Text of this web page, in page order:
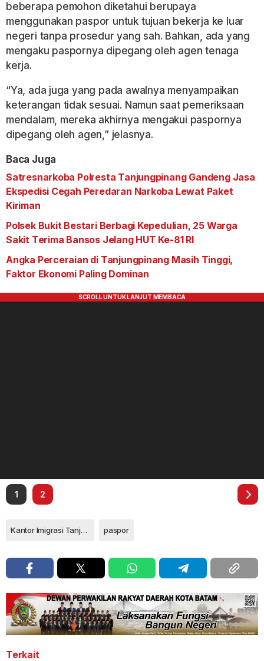
beberapa pemohon diketahui berupaya
menggunakan paspor untuk tujuan bekerja ke luar
negeri tanpa prosedur yang sah. Bahkan, ada yang
mengaku paspornya dipegang oleh agen tenaga
kerja.
“Ya, ada juga yang pada awalnya menyampaikan
keterangan tidak sesuai. Namun saat pemeriksaan
mendalam, mereka akhirnya mengakui paspornya
dipegang oleh agen,” jelasnya.
Baca Juga
Satresnarkoba Polresta Tanjungpinang Gandeng Jasa
Ekspedisi Cegah Peredaran Narkoba Lewat Paket
Kiriman
Polsek Bukit Bestari Berbagi Kepedulian, 25 Warga
Sakit Terima Bansos Jelang HUT Ke-81 RI
Angka Perceraian di Tanjungpinang Masih Tinggi,
Faktor Ekonomi Paling Dominan
1 2
Kantor Imigrasi Tanjungpinang paspor
Terkait